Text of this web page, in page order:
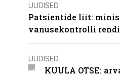
UUDISED
Patsientide liit:
vanusekontrolli
UUDISED
KUULA OTSE: